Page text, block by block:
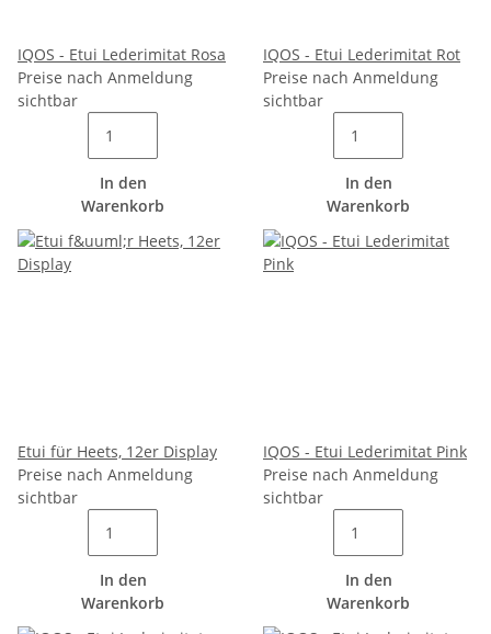
IQOS - Etui Lederimitat Rosa
Preise nach Anmeldung
sichtbar
In den
Warenkorb
IQOS - Etui Lederimitat Rot
Preise nach Anmeldung
sichtbar
In den
Warenkorb
Etui für Heets, 12er Display
Preise nach Anmeldung
sichtbar
In den
Warenkorb
IQOS - Etui Lederimitat Pink
Preise nach Anmeldung
sichtbar
In den
Warenkorb